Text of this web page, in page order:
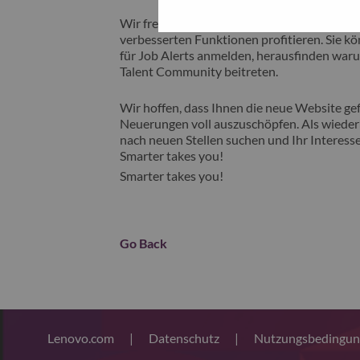
Wir freuen uns, Ihnen unsere neue
verbesserten Funktionen profitieren. Sie
für Job Alerts anmelden, herausfinden
Talent Community beitreten.
Wir hoffen, dass Ihnen die neue Website
Neuerungen voll auszuschöpfen. Als
nach neuen Stellen suchen und Ihr
Smarter takes you!
Smarter takes you!
Go Back
Lenovo.com | Datenschutz |